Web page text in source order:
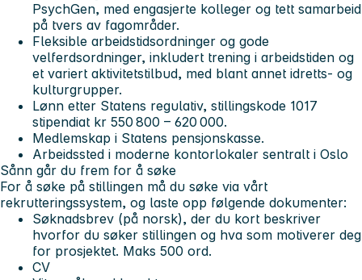
PsychGen, med engasjerte kolleger og tett samarbeid
på tvers av fagområder.
Fleksible arbeidstidsordninger og gode
velferdsordninger, inkludert trening i arbeidstiden og
et variert aktivitetstilbud, med blant annet idretts- og
kulturgrupper.
Lønn etter Statens regulativ, stillingskode 1017
stipendiat kr 550 800 – 620 000.
Medlemskap i Statens pensjonskasse.
Arbeidssted i moderne kontorlokaler sentralt i Oslo
Sånn går du frem for å søke
For å søke på stillingen må du søke via vårt
rekrutteringssystem, og laste opp følgende dokumenter:
Søknadsbrev (på norsk), der du kort beskriver
hvorfor du søker stillingen og hva som motiverer deg
for prosjektet. Maks 500 ord.
CV